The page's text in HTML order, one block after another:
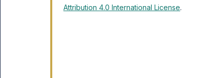
Attribution 4.0 International License.